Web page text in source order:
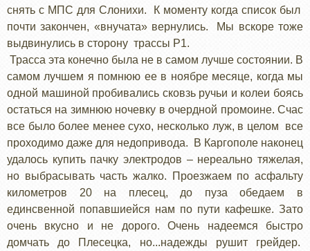
снять с МПС для Слонихи. К моменту когда список был
почти закончен, «внучата» вернулись. Мы вскоре тоже
выдвинулись в сторону трассы Р1.
Трасса эта конечно была не в самом лучше состоянии. В
самом лучшем я помнюю ее в ноябре месяце, когда мы
одной машиной пробивались сковзь ручьи и колеи боясь
остаться на зимнюю ночевку в очердной промоине. Счас
все было более менее сухо, несколько луж, в целом все
проходимо даже для недопривода. В Каргополе наконец
удалось купить пачку электродов – нереально тяжелая,
но выбрасывать часть жалко. Проезжаем по асфальту
километров 20 на плесец, до пуза обедаем в
единсвенной попавшиейся нам по пути кафешке. Зато
очень вкусно и не дорого. Очень надеемся быстро
домчать до Плесецка, но...надежды рушит грейдер.